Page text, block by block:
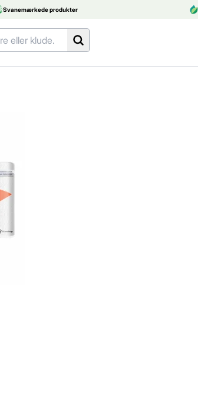
Svanemærkede produkter